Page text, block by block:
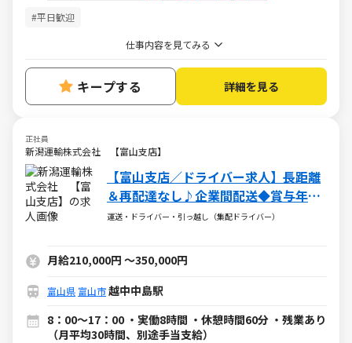
#平日歓迎
仕事内容を見てみる
キープする 詳細を見る
正社員
新潟運輸株式会社 【富山支店】
【富山支店／ドライバー求人】長距離
＆再配達なし♪企業間配送◆賞与年2
回◆土日祝休み◆
運送・ドライバー・引っ越し（集配ドライバー）
月給210,000円 ～350,000円
富山県 富山市越中中島駅
8：00～17：00 ・実働8時間 ・休憩時間60分 ・残業あり
（月平均30時間、別途手当支給）